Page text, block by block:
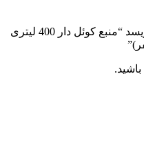
اولین کسی باشید که دیدگاهی می نویسد “منبع کوئل دار 400 لیتری
باشید.